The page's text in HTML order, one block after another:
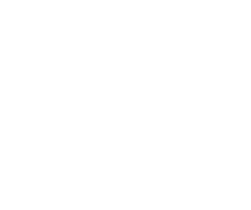
- ESBE quantity